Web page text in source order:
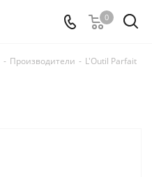
0
- Производители - L'Outil Parfait